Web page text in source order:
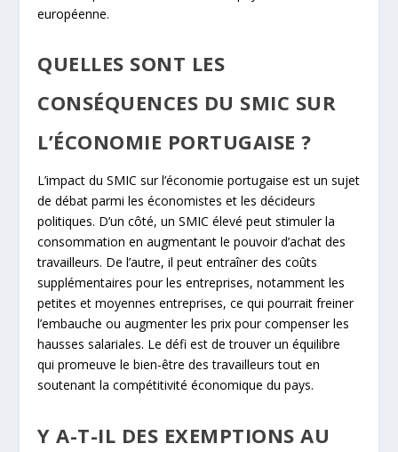
européenne.
QUELLES SONT LES
CONSÉQUENCES DU SMIC SUR
L’ÉCONOMIE PORTUGAISE ?
L’impact du SMIC sur l’économie portugaise est un sujet
de débat parmi les économistes et les décideurs
politiques. D’un côté, un SMIC élevé peut stimuler la
consommation en augmentant le pouvoir d’achat des
travailleurs. De l’autre, il peut entraîner des coûts
supplémentaires pour les entreprises, notamment les
petites et moyennes entreprises, ce qui pourrait freiner
l’embauche ou augmenter les prix pour compenser les
hausses salariales. Le défi est de trouver un équilibre
qui promeuve le bien-être des travailleurs tout en
soutenant la compétitivité économique du pays.
Y A-T-IL DES EXEMPTIONS AU